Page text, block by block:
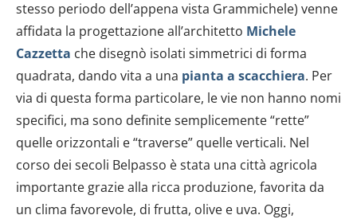
stesso periodo dell’appena vista Grammichele) venne
affidata la progettazione all’architetto Michele
Cazzetta che disegnò isolati simmetrici di forma
quadrata, dando vita a una pianta a scacchiera. Per
via di questa forma particolare, le vie non hanno nomi
specifici, ma sono definite semplicemente “rette”
quelle orizzontali e “traverse” quelle verticali. Nel
corso dei secoli Belpasso è stata una città agricola
importante grazie alla ricca produzione, favorita da
un clima favorevole, di frutta, olive e uva. Oggi,